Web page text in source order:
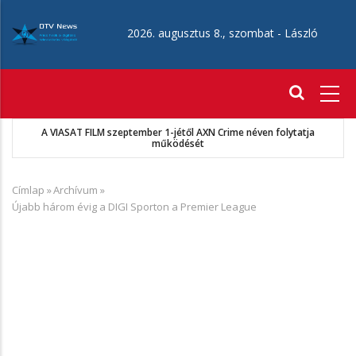
tartalomra
2026. augusztus 8., szombat - László
A VIASAT FILM szeptember 1-jétől AXN Crime néven folytatja
működését
Morzsa
Címlap »Archívum »
Újabb három évig a DIGI Sporton a Premier League